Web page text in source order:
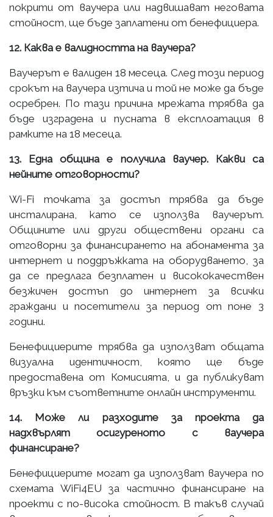
покрити от ваучера или надвишават неговата
стойност, ще бъде заплатени от бенефициера.
12. Каква е валидността на ваучера?
Ваучерът е валиден 18 месеца. След този период
срокът на ваучера изтича и той не може да бъде
осребрен. По тази причина мрежата трябва да
бъде изградена и пусната в експлоатация в
рамките на 18 месеца.
13. Една община е получила ваучер. Какви са
нейните отговорности?
Wi-Fi точката за достъп трябва да бъде
инсталирана, като се използва ваучерът.
Общините или други обществени органи са
отговорни за финансирането на абонамента за
интернет и поддръжката на оборудването, за
да се предлага безплатен и висококачествен
безжичен достъп до интернет за всички
граждани и посетители за период от поне 3
години.
Бенефициерите трябва да използват общата
визуална идентичност, която ще бъде
предоставена от Комисията, и да публикуват
връзки към съответните онлайн инструменти.
14. Може ли разходите за проекта да
надхвърлят осигуреното с ваучера
финансиране?
Бенефициерите могат да използват ваучера по
схемата WiFi4EU за частично финансиране на
проекти с по-висока стойност. В такъв случай